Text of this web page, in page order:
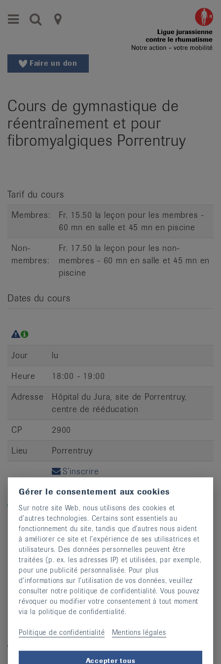
vers
au
Aller
Changer
région
Changer
Faire un don
Cours de gymnastique de
réentraînement et pour
fibromyalgiques Porrentruy
Tarif du cours
Membres:
Fr. 15.50 la leçon pour les membres -
60 mn en salle et 45 mn en piscine
Non-
membres:
Fr. 17.50 la leçon pour les non-
membres - 60 mn en salle et 45 mn en
piscine
Dates du cours
Jour
lu
Heure
18:00 - 19:00
Adresse
Hôpital du Jura, site de Porrentruy,
centre de rééducation
CP
2900
Lieu
Porrentruy
S’inscrire
Légende
Dans les cours labellisés «equilibre-en-marche.ch», vous
entraînez la force, l’équilibre et la dynamique et prévenez
ainsi les chutes.
Vous avez des questions?
Menu Recherche
Ligues
contre
le
|
Organisations
nationales
Gérer le consentement aux cookies
Sur notre site Web, nous utilisons des cookies et
d’autres technologies. Certains sont essentiels au
fonctionnement du site, tandis que d’autres nous aident
à améliorer ce site et l’expérience de ses utilisatrices et
utilisateurs. Des données personnelles peuvent être
traitées (p. ex. les adresses IP) et utilisées, par exemple,
pour une publicité personnalisée. Pour plus
d’informations sur l’utilisation de vos données, veuillez
consulter notre politique de confidentialité. Vous pouvez
révoquer ou modifier votre consentement à tout moment
via la politique de confidentialité.
Politique de confidentialité Mentions légales
Accepter tous